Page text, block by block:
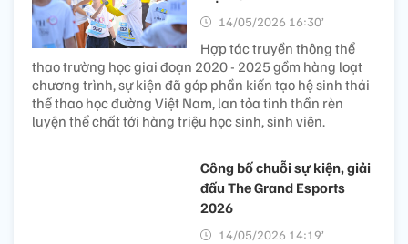
14/05/2026 16:30’
Hợp tác truyền thông thể
thao trường học giai đoạn 2020 - 2025 gồm hàng loạt
chương trình, sự kiện đã góp phần kiến tạo hệ sinh thái
thể thao học đường Việt Nam, lan tỏa tinh thần rèn
luyện thể chất tới hàng triệu học sinh, sinh viên.
Công bố chuỗi sự kiện, giải
đấu The Grand Esports
2026
14/05/2026 14:19’